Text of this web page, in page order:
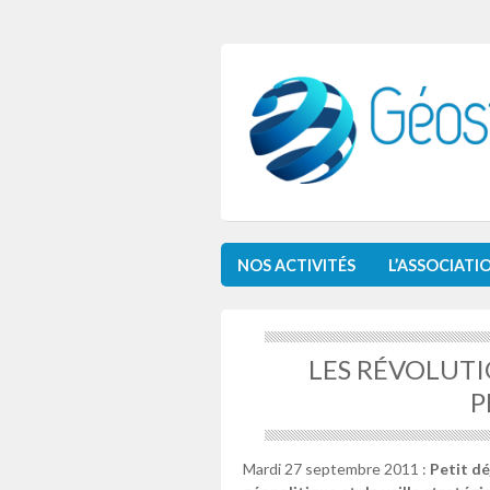
NOS ACTIVITÉS
LES
Mardi 27 septembre 2011 : Petit